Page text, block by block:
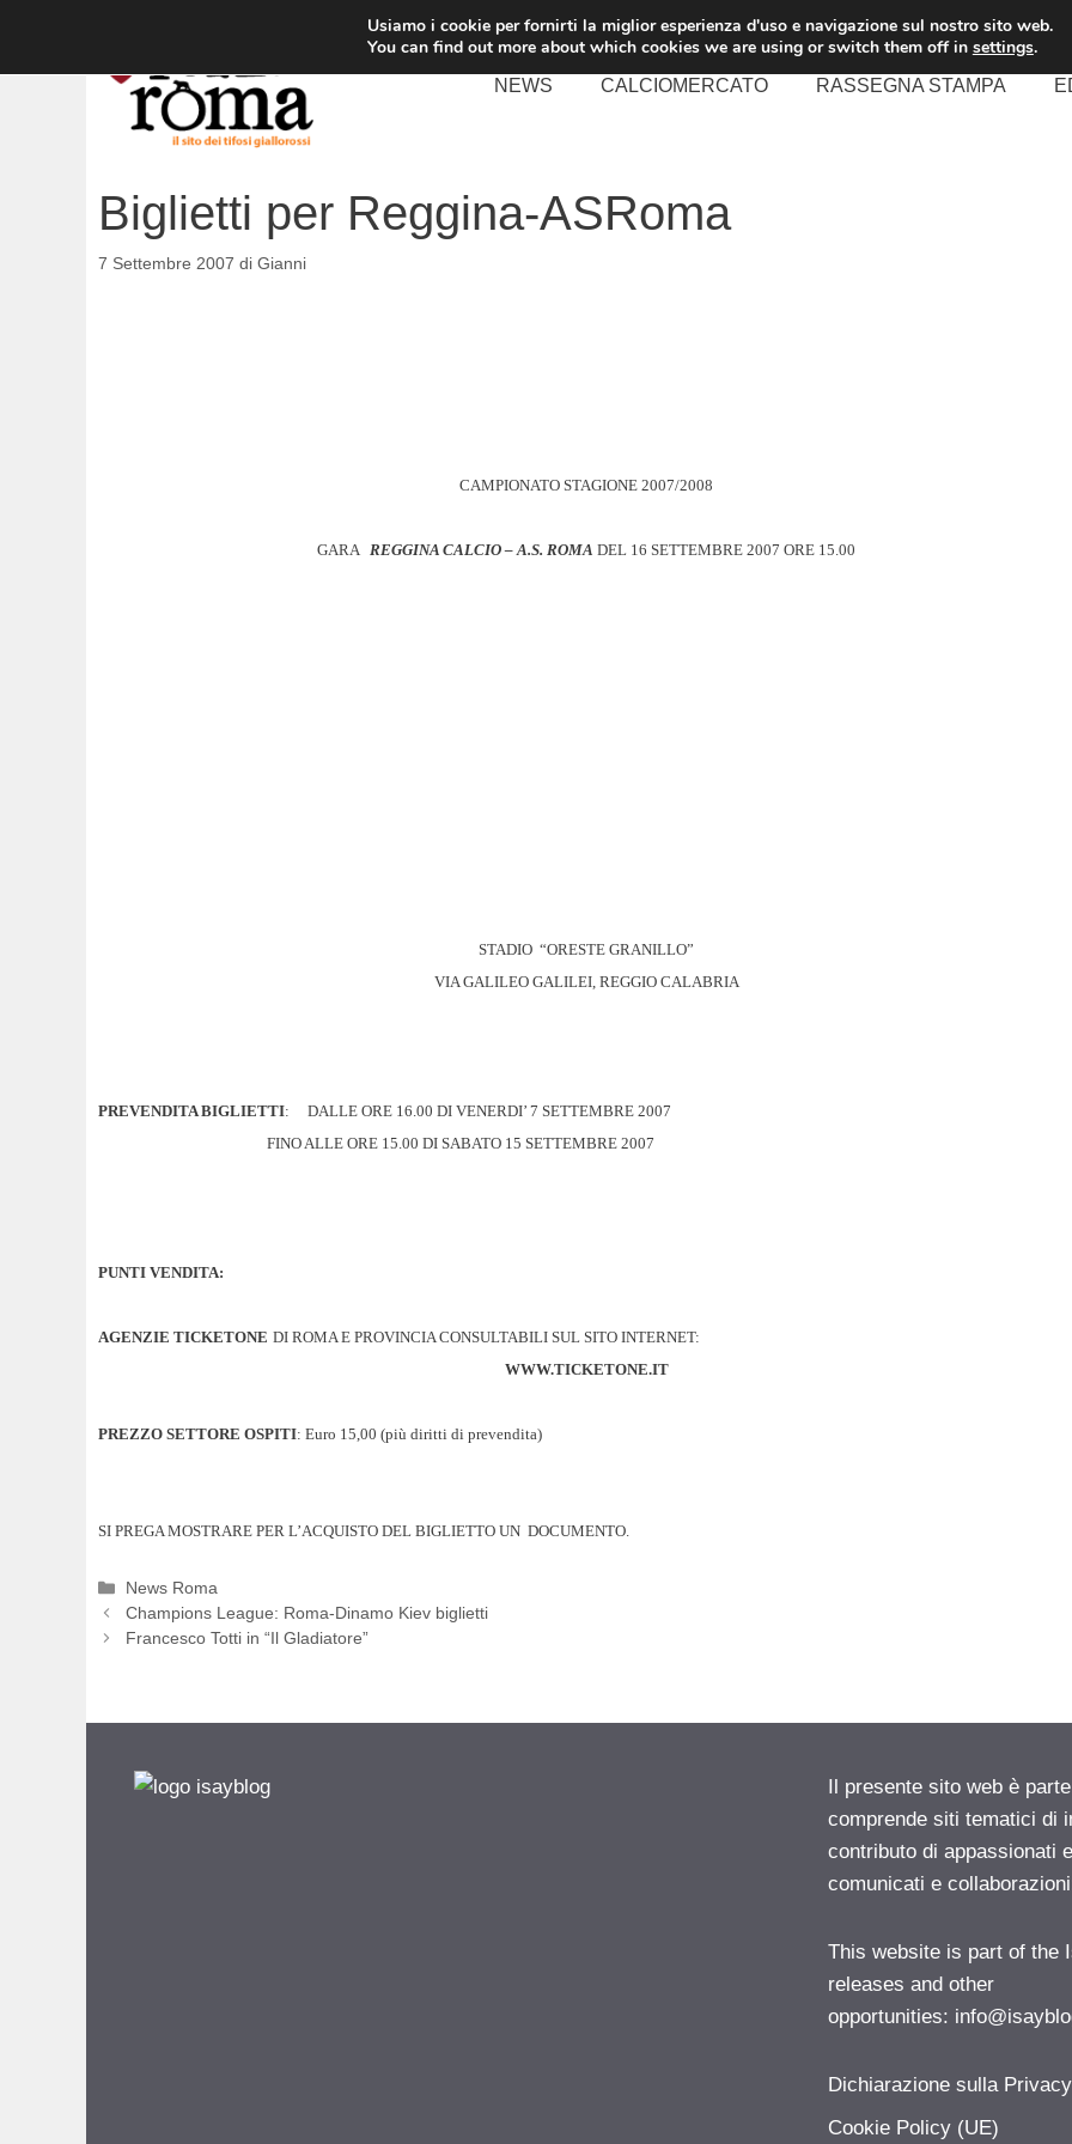
contenuto
NEWS CALCIOMERCATO RASSEGNA STAMPA
Biglietti per Reggina-ASRoma
7 Settembre 2007 di Gianni
CAMPIONATO STAGIONE 2007/2008
GARA REGGINA CALCIO – A.S. ROMA DEL 16 SETTEMBRE 2007 ORE 15.00
STADIO “ORESTE GRANILLO”
VIA GALILEO GALILEI, REGGIO CALABRIA
PREVENDITA BIGLIETTI:
DALLE ORE 16.00 DI VENERDI’ 7 SETTEMBRE 2007
FINO ALLE ORE 15.00 DI SABATO 15 SETTEMBRE 2007
PUNTI VENDITA:
AGENZIE TICKETONE DI ROMA E PROVINCIA CONSULTABILI SUL SITO INTERNET:
WWW.TICKETONE.IT
PREZZO SETTORE OSPITI: Euro 15,00 (più diritti di prevendita)
SI PREGA MOSTRARE PER L’ACQUISTO DEL BIGLIETTO UN DOCUMENTO.
Categorie
News Roma
Champions League: Roma-Dinamo Kiev biglietti
Francesco Totti in “Il Gladiatore”
Il presente sito web è
comprende siti tematici di
contributo di appassionati
comunicati e
This website is part of the
releases and other
opportunities:
Dichiarazione sulla
Cookie Policy (UE)
Usiamo i cookie per fornirti la miglior esperienza d'uso e navigazione sul nostro sito web.
You can find out more about which cookies we are using or switch them off in settings.